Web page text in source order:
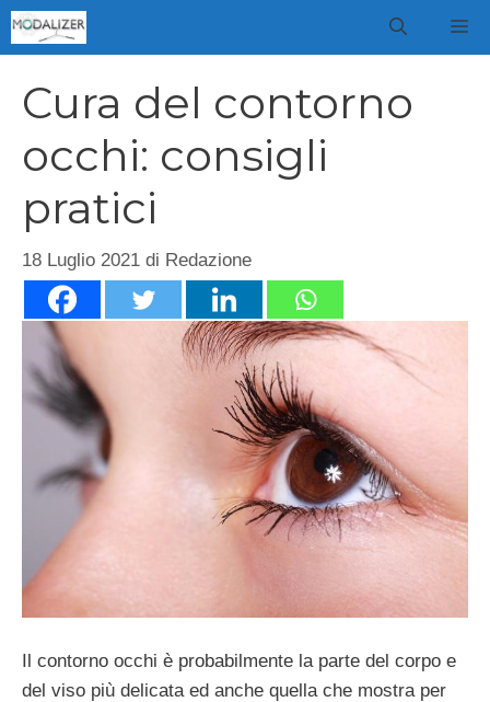
Vai
al
Cura del contorno
occhi: consigli
pratici
18 Luglio 2021 di Redazione
Il contorno occhi è probabilmente la parte del corpo e
del viso più delicata ed anche quella che mostra per